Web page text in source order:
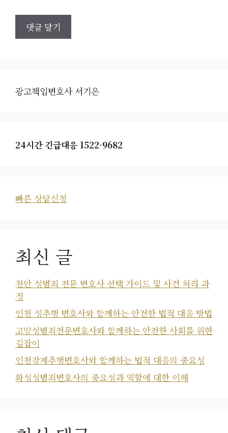
광고책임변호사 서기은
24시간 긴급대응 1522-9682
빠른 상담신청
최신 글
천안 성범죄 전문 변호사 선택 가이드 및 사건 처리 과
정
인천 성추행 변호사와 함께하는 안전한 법적 대응 방법
고양성범죄전문변호사와 함께하는 안전한 사회를 위한
길잡이
인천강제추행변호사와 함께하는 법적 대응의 중요성
화성성범죄변호사의 중요성과 역할에 대한 이해